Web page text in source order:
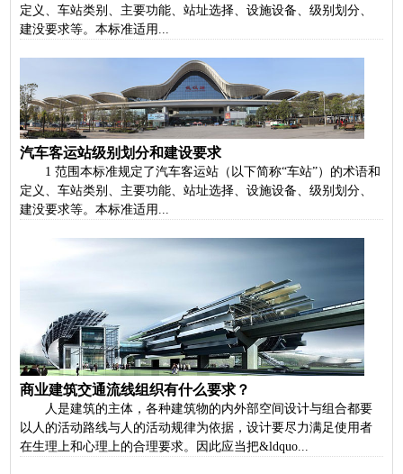
定义、车站类别、主要功能、站址选择、设施设备、级别划分、
建没要求等。本标准适用...
汽车客运站级别划分和建设要求
1 范围本标准规定了汽车客运站（以下简称“车站”）的术语和
定义、车站类别、主要功能、站址选择、设施设备、级别划分、
建没要求等。本标准适用...
商业建筑交通流线组织有什么要求？
人是建筑的主体，各种建筑物的内外部空间设计与组合都要
以人的活动路线与人的活动规律为依据，设计要尽力满足使用者
在生理上和心理上的合理要求。因此应当把&ldquo...